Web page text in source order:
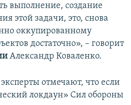
выполнение, создание
этой задачи, это, снова
оккупированному
достаточно», – говорит
Александр Коваленко.
отмечают, что если
локдаун» Сил обороны